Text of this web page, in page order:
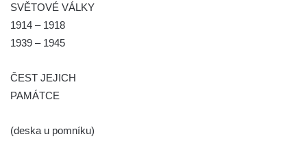
Kenotaf Josefa Jílka na hřbitově ve
Velešíně
Hrob Ludvíka Tůmy na hřbitově ve Velešíně
Hrob Josefa Havla na hřbitově ve Velešíně
u kostela svatého Václava ve Velešíně
SVĚTOVÉ VÁLKY
1914 – 1918
1939 – 1945
ČEST JEJICH
PAMÁTCE
(deska u pomníku)